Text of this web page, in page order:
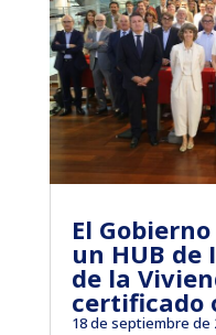
El
un HUB
de la
certificado
18 de septiembre de